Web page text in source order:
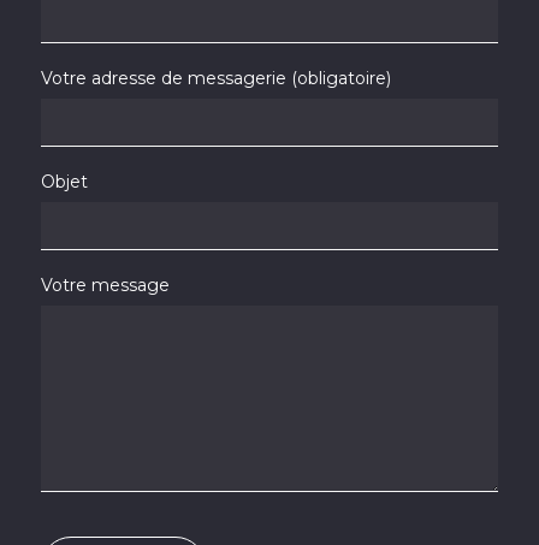
Votre adresse de messagerie (obligatoire)
Objet
Votre message